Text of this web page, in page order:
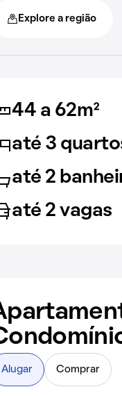
Explore a região
44 a 62m²
até 3
até 2
até 2 vagas
Alugar Comprar